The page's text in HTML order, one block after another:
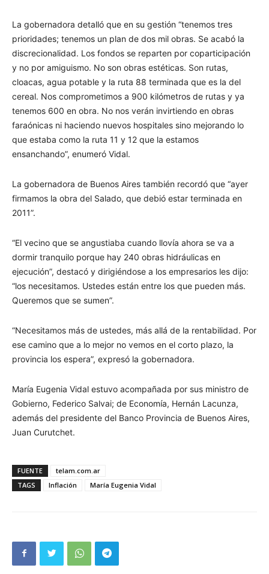
La gobernadora detalló que en su gestión “tenemos tres
prioridades; tenemos un plan de dos mil obras. Se acabó la
discrecionalidad. Los fondos se reparten por coparticipación
y no por amiguismo. No son obras estéticas. Son rutas,
cloacas, agua potable y la ruta 88 terminada que es la del
cereal. Nos comprometimos a 900 kilómetros de rutas y ya
tenemos 600 en obra. No nos verán invirtiendo en obras
faraónicas ni haciendo nuevos hospitales sino mejorando lo
que estaba como la ruta 11 y 12 que la estamos
ensanchando”, enumeró Vidal.
La gobernadora de Buenos Aires también recordó que “ayer
firmamos la obra del Salado, que debió estar terminada en
2011”.
“El vecino que se angustiaba cuando llovía ahora se va a
dormir tranquilo porque hay 240 obras hidráulicas en
ejecución”, destacó y dirigiéndose a los empresarios les dijo:
“los necesitamos. Ustedes están entre los que pueden más.
Queremos que se sumen”.
“Necesitamos más de ustedes, más allá de la rentabilidad. Por
ese camino que a lo mejor no vemos en el corto plazo, la
provincia los espera”, expresó la gobernadora.
María Eugenia Vidal estuvo acompañada por sus ministro de
Gobierno, Federico Salvai; de Economía, Hernán Lacunza,
además del presidente del Banco Provincia de Buenos Aires,
Juan Curutchet.
FUENTE
telam.com.ar
TAGS
Inflación María Eugenia Vidal